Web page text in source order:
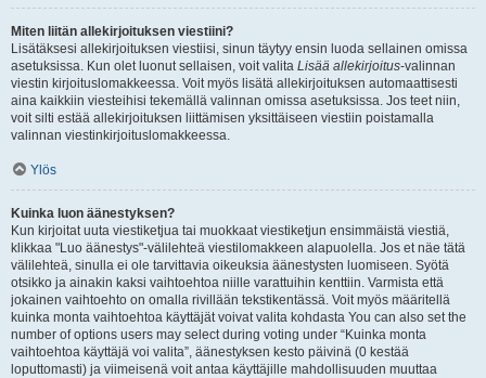
Miten liitän allekirjoituksen viestiini?
Lisätäksesi allekirjoituksen viestiisi, sinun täytyy ensin luoda sellainen omissa
asetuksissa. Kun olet luonut sellaisen, voit valita Lisää allekirjoitus-valinnan
viestin kirjoituslomakkeessa. Voit myös lisätä allekirjoituksen automaattisesti
aina kaikkiin viesteihisi tekemällä valinnan omissa asetuksissa. Jos teet niin,
voit silti estää allekirjoituksen liittämisen yksittäiseen viestiin poistamalla
valinnan viestinkirjoituslomakkeessa.
Ylös
Kuinka luon äänestyksen?
Kun kirjoitat uuta viestiketjua tai muokkaat viestiketjun ensimmäistä viestiä,
klikkaa "Luo äänestys"-välilehteä viestilomakkeen alapuolella. Jos et näe tätä
välilehteä, sinulla ei ole tarvittavia oikeuksia äänestysten luomiseen. Syötä
otsikko ja ainakin kaksi vaihtoehtoa niille varattuihin kenttiin. Varmista että
jokainen vaihtoehto on omalla rivillään tekstikentässä. Voit myös määritellä
kuinka monta vaihtoehtoa käyttäjät voivat valita kohdasta You can also set the
number of options users may select during voting under “Kuinka monta
vaihtoehtoa käyttäjä voi valita”, äänestyksen kesto päivinä (0 kestää
loputtomasti) ja viimeisenä voit antaa käyttäjille mahdollisuuden muuttaa